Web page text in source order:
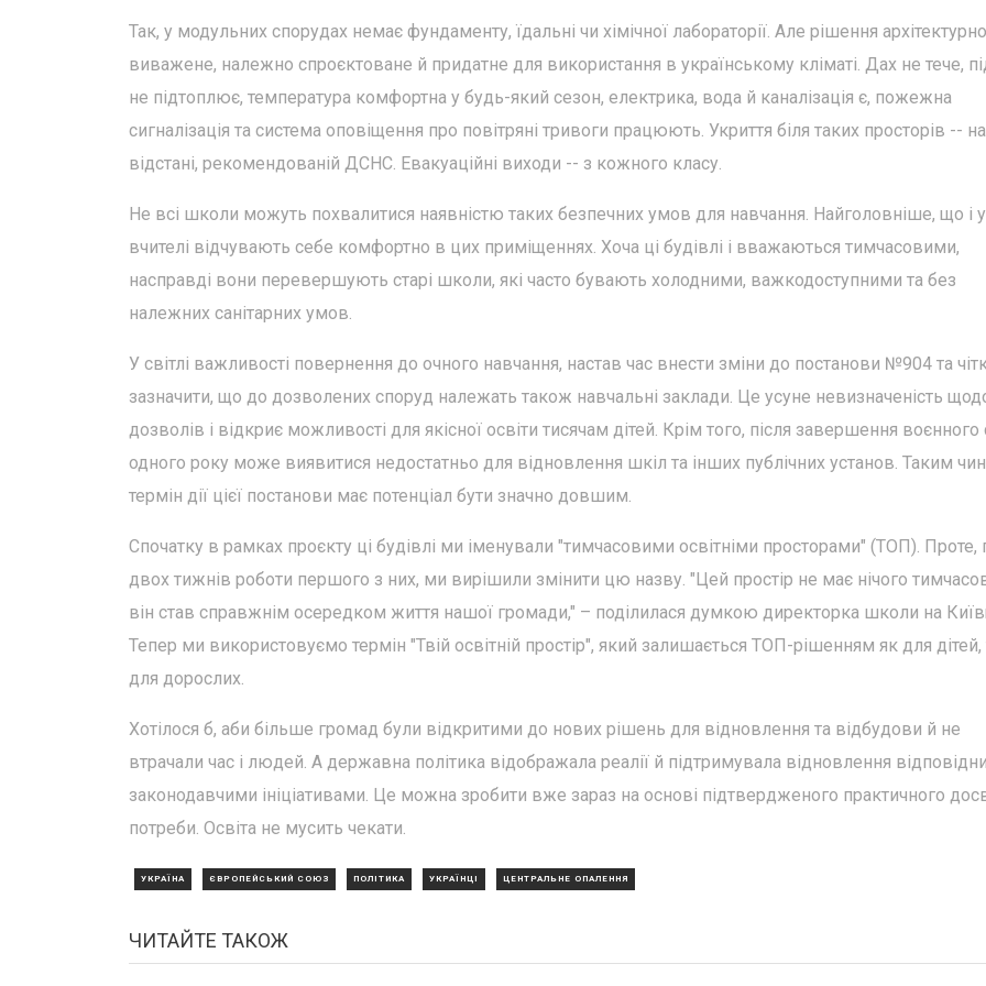
Так, у модульних спорудах немає фундаменту, їдальні чи хімічної лабораторії. Але рішення архітектурно
виважене, належно спроєктоване й придатне для використання в українському кліматі. Дах не тече,
не підтоплює, температура комфортна у будь-який сезон, електрика, вода й каналізація є, пожежна
сигналізація та система оповіщення про повітряні тривоги працюють. Укриття біля таких просторів -- на
відстані, рекомендованій ДСНС. Евакуаційні виходи -- з кожного класу.
Не всі школи можуть похвалитися наявністю таких безпечних умов для навчання. Найголовніше, що і
вчителі відчувають себе комфортно в цих приміщеннях. Хоча ці будівлі і вважаються тимчасовими,
насправді вони перевершують старі школи, які часто бувають холодними, важкодоступними та без
належних санітарних умов.
У світлі важливості повернення до очного навчання, настав час внести зміни до постанови №904 та
зазначити, що до дозволених споруд належать також навчальні заклади. Це усуне невизначеність
дозволів і відкриє можливості для якісної освіти тисячам дітей. Крім того, після завершення воєнного
одного року може виявитися недостатньо для відновлення шкіл та інших публічних установ. Таким
термін дії цієї постанови має потенціал бути значно довшим.
Спочатку в рамках проєкту ці будівлі ми іменували "тимчасовими освітніми просторами" (ТОП). Проте,
двох тижнів роботи першого з них, ми вирішили змінити цю назву. "Цей простір не має нічого
він став справжнім осередком життя нашої громади," – поділилася думкою директорка школи на
Тепер ми використовуємо термін "Твій освітній простір", який залишається ТОП-рішенням як для дітей,
для дорослих.
Хотілося б, аби більше громад були відкритими до нових рішень для відновлення та відбудови й не
втрачали час і людей. А державна політика відображала реалії й підтримувала відновлення
законодавчими ініціативами. Це можна зробити вже зараз на основі підтвердженого практичного
потреби. Освіта не мусить чекати.
УКРАЇНА ЄВРОПЕЙСЬКИЙ СОЮЗ ПОЛІТИКА УКРАЇНЦІ ЦЕНТРАЛЬНЕ ОПАЛЕННЯ
ЧИТАЙТЕ ТАКОЖ